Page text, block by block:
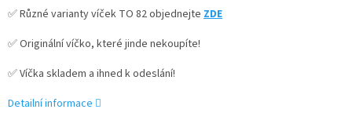
✅ Různé varianty víček TO 82 objednejte ZDE
✅ Originální víčko, které jinde nekoupíte!
✅ Víčka skladem a ihned k odeslání!
Detailní informace